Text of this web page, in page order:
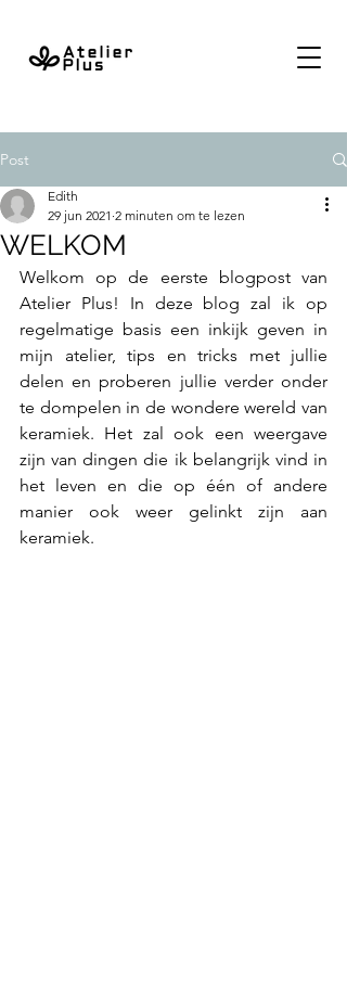
Post
WELKOM
Edith
29 jun 2021 2 minuten om te lezen
Welkom op de eerste blogpost van
Atelier Plus! In deze blog zal ik op
regelmatige basis een inkijk geven in
mijn atelier, tips en tricks met jullie
delen en proberen jullie verder onder
te dompelen in de wondere wereld van
keramiek. Het zal ook een weergave
zijn van dingen die ik belangrijk vind in
het leven en die op één of andere
manier ook weer gelinkt zijn aan
keramiek.